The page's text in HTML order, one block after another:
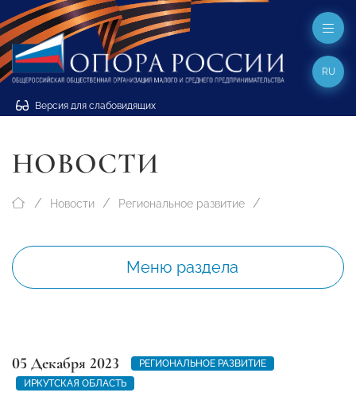
Версия для слабовидящих
RU
НОВОСТИ
Новости Региональное развитие
Меню раздела
05 Декабря 2023
РЕГИОНАЛЬНОЕ РАЗВИТИЕ
ИРКУТСКАЯ ОБЛАСТЬ